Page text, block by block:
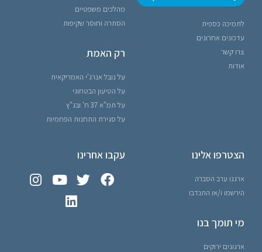
לתמיכה כספית
עדכונים אחרונים
צרו קשר
אודות
מהלכים משפטיים
הסתרה וחוסר שקיפות
רק האמת
על נובל אנרג'י האמריקאית
על הטיעון הבטחוני
על תמ"א 37 ח' ובג"ץ
על סגירת התחנות הפחמיות
הצטרפו אלינו
ארגנו ערב הסברה
הירשמו ו/או התנדבו
מי תומך בנו
ארגונים ירוקים
עקבו אחרינו